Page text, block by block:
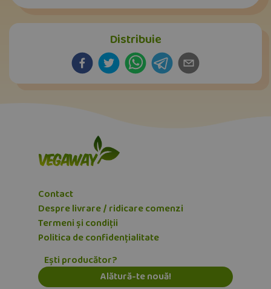
Distribuie
Contact
Despre livrare / ridicare comenzi
Termeni și condiții
Politica de confidențialitate
Ești producător?
Alătură-te nouă!